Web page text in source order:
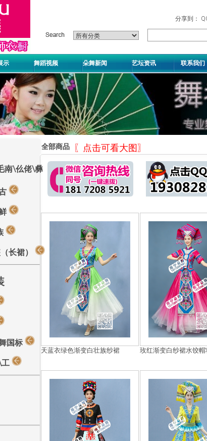
分享到：
示 舞蹈视频 朵舞新闻 艺坛资讯 联系我们
南\仫佬\彝
长裙）
国标
全部商品 〖点击可看大图〗
天蓝衣绿色渐变白壮族纱裙 玫红渐变白纱裙水饺帽